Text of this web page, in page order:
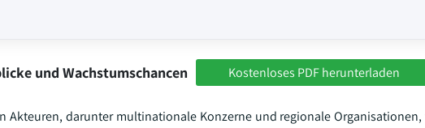
und Wachstumschancen Kostenloses PDF herunterladen
Akteuren, darunter multinationale Konzerne und regionale